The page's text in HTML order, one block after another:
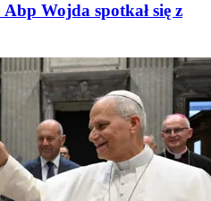
Wojda spotkał się z